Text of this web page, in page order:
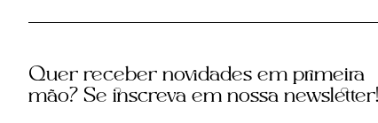
Quer receber novidades em primeira
mão? Se inscreva em nossa newsletter!